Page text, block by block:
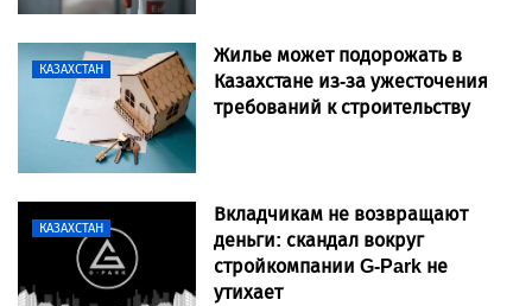
КАЗАХСТАН
Жилье может подорожать в
Казахстане из-за ужесточения
требований к строительству
КАЗАХСТАН
Вкладчикам не возвращают
деньги: скандал вокруг
стройкомпании G-Park не
утихает